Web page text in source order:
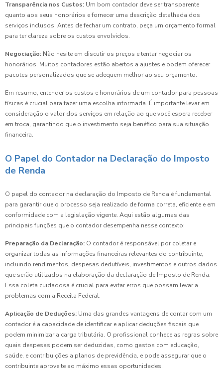
Transparência nos Custos: Um bom contador deve ser transparente
quanto aos seus honorários e fornecer uma descrição detalhada dos
serviços inclusos. Antes de fechar um contrato, peça um orçamento formal
para ter clareza sobre os custos envolvidos.
Negociação: Não hesite em discutir os preços e tentar negociar os
honorários. Muitos contadores estão abertos a ajustes e podem oferecer
pacotes personalizados que se adequem melhor ao seu orçamento.
Em resumo, entender os custos e honorários de um contador para pessoas
físicas é crucial para fazer uma escolha informada. É importante levar em
consideração o valor dos serviços em relação ao que você espera receber
em troca, garantindo que o investimento seja benéfico para sua situação
financeira.
O Papel do Contador na Declaração do Imposto
de Renda
O papel do contador na declaração do Imposto de Renda é fundamental
para garantir que o processo seja realizado de forma correta, eficiente e em
conformidade com a legislação vigente. Aqui estão algumas das
principais funções que o contador desempenha nesse contexto:
Preparação da Declaração: O contador é responsável por coletar e
organizar todas as informações financeiras relevantes do contribuinte,
incluindo rendimentos, despesas dedutíveis, investimentos e outros dados
que serão utilizados na elaboração da declaração de Imposto de Renda.
Essa coleta cuidadosa é crucial para evitar erros que possam levar a
problemas com a Receita Federal.
Aplicação de Deduções: Uma das grandes vantagens de contar com um
contador é a capacidade de identificar e aplicar deduções fiscais que
podem minimizar a carga tributária. O profissional conhece as regras sobre
quais despesas podem ser deduzidas, como gastos com educação,
saúde, e contribuições a planos de previdência, e pode assegurar que o
contribuinte aproveite ao máximo essas oportunidades.